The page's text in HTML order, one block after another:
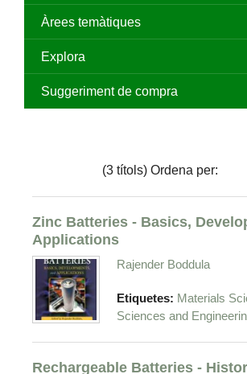
Àrees temàtiques
Explora
Suggeriment de compra
(3 títols) Ordena per:
Zinc Batteries - Basics,
Applications
Rajender Boddula
Etiquetes: Materials
Sciences and
Rechargeable Batteries -